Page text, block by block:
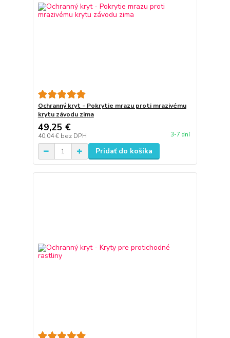
Ochranný kryt - Pokrytie mrazu proti mrazivému
krytu závodu zima
49,25 €
40,04 € bez DPH 3-7 dní
Pridať do košíka